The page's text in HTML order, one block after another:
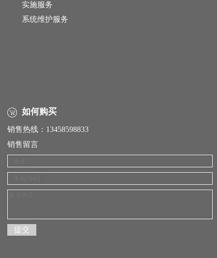
实施服务
系统维护服务
如何购买
销售热线：13458598833
销售留言